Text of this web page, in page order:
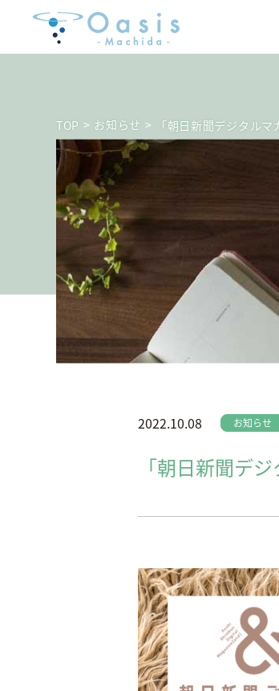
TOP > お知らせ > 「朝日新聞デジタル
2022.10.08 お知らせ
「朝日新聞デ